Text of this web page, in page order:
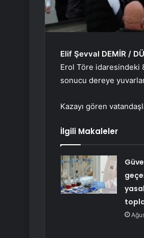
Elif Şevval DEMİR /
Erol Töre idaresindeki
sonucu dereye
Kazayı gören
İlgili Makaleler